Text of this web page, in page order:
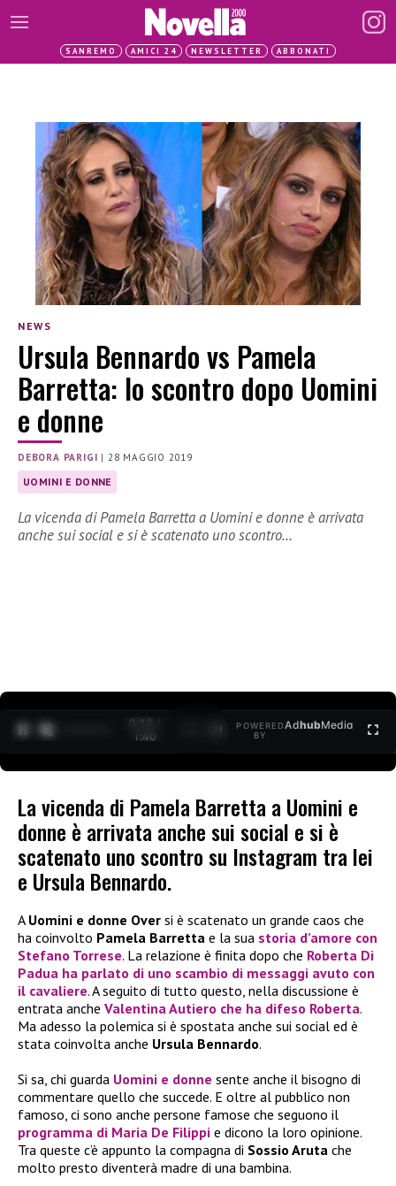
SANREMO AMICI 24 NEWSLETTER ABBONATI
NEWS
Ursula Bennardo vs Pamela
Barretta: lo scontro dopo Uomini
e donne
DEBORA PARIGI | 28 MAGGIO 2019
UOMINI E DONNE
La vicenda di Pamela Barretta a Uomini e donne è arrivata
anche sui social e si è scatenato uno scontro…
0:12 /
1:40
POWERED
BY
AdhubMedia
La vicenda di Pamela Barretta a Uomini e
donne è arrivata anche sui social e si è
scatenato uno scontro su Instagram tra lei
e Ursula Bennardo.
A Uomini e donne Over si è scatenato un grande caos che
ha coinvolto Pamela Barretta e la sua storia d’amore con
Stefano Torrese. La relazione è finita dopo che Roberta Di
Padua ha parlato di uno scambio di messaggi avuto con
il cavaliere. A seguito di tutto questo, nella discussione è
entrata anche Valentina Autiero che ha difeso Roberta.
Ma adesso la polemica si è spostata anche sui social ed è
stata coinvolta anche Ursula Bennardo.
Si sa, chi guarda Uomini e donne sente anche il bisogno di
commentare quello che succede. E oltre al pubblico non
famoso, ci sono anche persone famose che seguono il
programma di Maria De Filippi e dicono la loro opinione.
Tra queste c’è appunto la compagna di Sossio Aruta che
molto presto diventerà madre di una bambina.